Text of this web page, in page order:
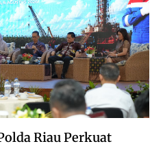
Riau Perkuat